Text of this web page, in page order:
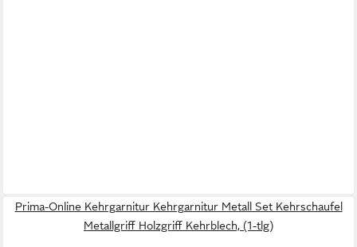
Prima-Online Kehrgarnitur Kehrgarnitur Metall Set Kehrschaufel
Metallgriff Holzgriff Kehrblech, (1-tlg)